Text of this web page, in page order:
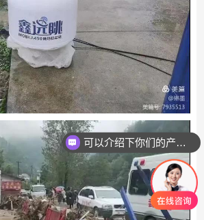
可以介绍下你们的产品么